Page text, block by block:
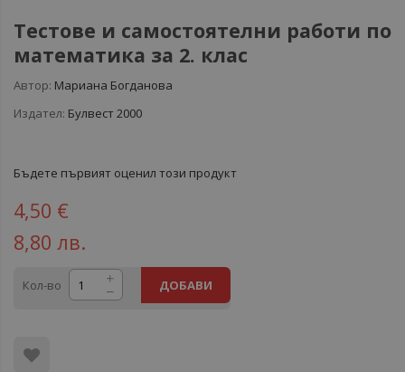
Тестове и самостоятелни работи по
математика за 2. клас
Автор: Мариана Богданова
Издател: Булвест 2000
Бъдете първият оценил този продукт
4,50 €
8,80 лв.
Кол-во ДОБАВИ